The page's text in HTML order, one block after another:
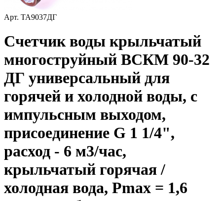
Арт. ТА9037ДГ
Счетчик воды крыльчатый
многоструйный ВСКМ 90-32
ДГ универсальный для
горячей и холодной воды, с
импульсным выходом,
присоединение G 1 1/4",
расход - 6 м3/час,
крыльчатый горячая /
холодная вода, Рmax = 1,6